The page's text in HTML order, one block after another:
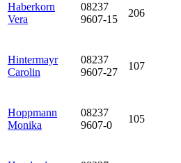
Haberkorn
Vera
08237
9607-15
206
Hintermayr
Carolin
08237
9607-27
107
Hoppmann
Monika
08237
9607-0
105